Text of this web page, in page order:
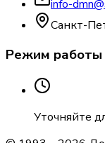
info-
Санкт-
Режим работы
Уточняйте